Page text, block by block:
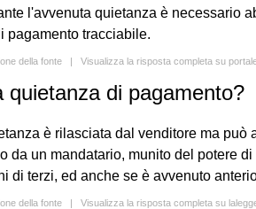
l'avvenuta quietanza è necessario
pagamento tracciabile.
della fonte | Visualizza la risposta completa su
quietanza di pagamento?
è rilasciata dal venditore ma può
da un mandatario, munito del potere
di terzi, ed anche se è avvenuto
della fonte | Visualizza la risposta completa su